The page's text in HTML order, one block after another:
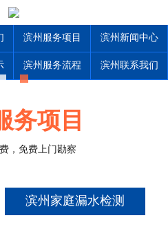
滨州服务项目 滨州新闻中心
滨州服务流程 滨州联系我们
务项目
，免费上门勘察
滨州家庭漏水检测